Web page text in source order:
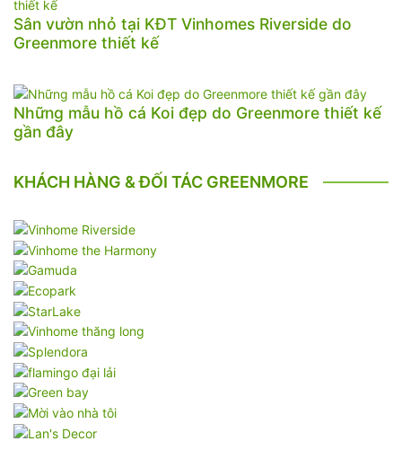
Sân vườn nhỏ tại KĐT Vinhomes Riverside do
Greenmore thiết kế
Những mẫu hồ cá Koi đẹp do Greenmore thiết kế
gần đây
KHÁCH HÀNG & ĐỐI TÁC GREENMORE